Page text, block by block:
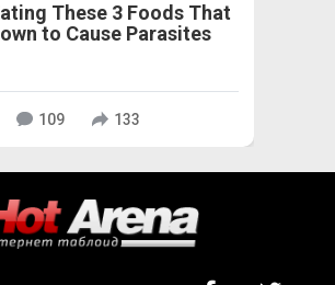
These 3 Foods That
to Cause Parasites
109 133